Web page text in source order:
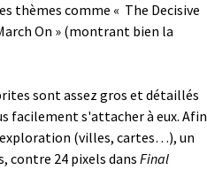
thèmes comme « The Decisive
On » (montrant bien la
sont assez gros et détaillés
facilement s'attacher à eux. Afin
(villes, cartes…), un
contre 24 pixels dansFinal